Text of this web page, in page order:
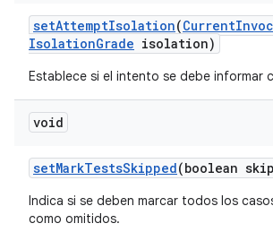
setAttemptIsolation(Current
IsolationGrade isolation)
Establece si el intento se debe informar
void
setMarkTestsSkipped(boolean
Indica si se deben marcar todos los
como omitidos.